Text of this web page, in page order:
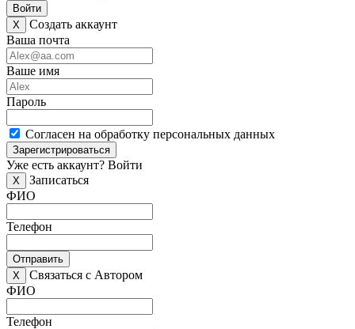
Войти
X
Создать аккаунт
Ваша почта
Ваше имя
Пароль
Согласен на обработку персональных данных
Зарегистрироваться
Уже есть аккаунт? Войти
X
Записаться
ФИО
Телефон
Отправить
X
Связаться с Автором
ФИО
Телефон